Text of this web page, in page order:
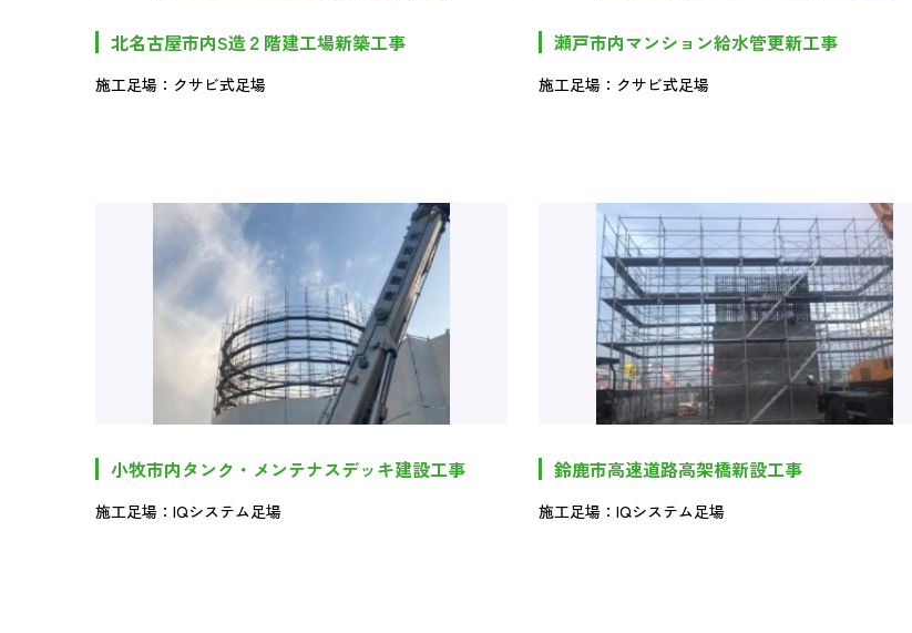
北名古屋市内S造２階建工場新築工事
施工足場：クサビ式足場
瀬戸市内マンション給水管更新工事
施工足場：クサビ式足場
小牧市内タンク・メンテナスデッキ建設工事
施工足場：IQシステム足場
鈴鹿市高速道路高架橋新設工事
施工足場：IQシステム足場